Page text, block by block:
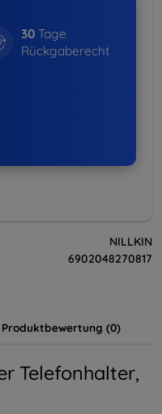
30 Tage
Rückgaberecht
NILLKIN
6902048270817
Produktbewertung (0)
Telefonhalter,